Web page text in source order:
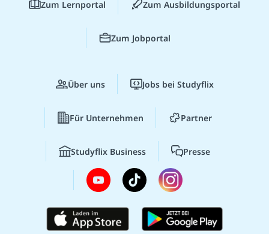
Zum Lernportal Zum Ausbildungsportal
Zum Jobportal
Über uns Jobs bei Studyflix
Für Unternehmen Partner
Studyflix Business Presse